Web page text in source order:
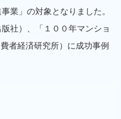
業」の対象となりました。
社）、「１００年マンショ
者経済研究所）に成功事例